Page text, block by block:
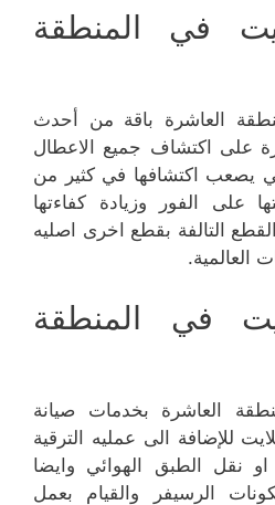
في المنطقة
العاشرة باقة من أحدث
على اكتشاف جميع الاعطال
يصعب اكتشافها في كثير من
على الفور وزيادة كفاءتها
التالفة بقطع اخرى اصليه
العالمية.
في المنطقة
العاشرة بخدمات صيانة
للإضافة الى عمليه الترقية
او نقل الطبق الهوائي وايضا
الرسيفر والقيام بعمل